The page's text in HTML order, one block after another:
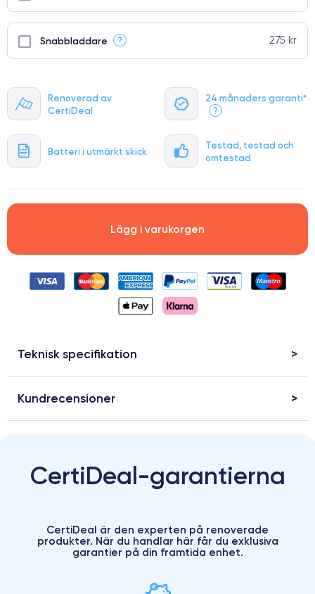
Renoverad av
CertiDeal
24 månaders garanti*
?
Batteri i utmärkt skick
Testad, testad och
omtestad
Snabbladdare ? 275 kr
Lägg i varukorgen
Teknisk specifikation
Kundrecensioner
CertiDeal-garantierna
CertiDeal är den experten på renoverade
produkter. När du handlar här får du exklusiva
garantier på din framtida enhet.